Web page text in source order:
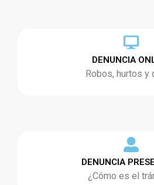
DENUNCIA
Robos, hurtos y
DENUNCIA
¿Cómo es el